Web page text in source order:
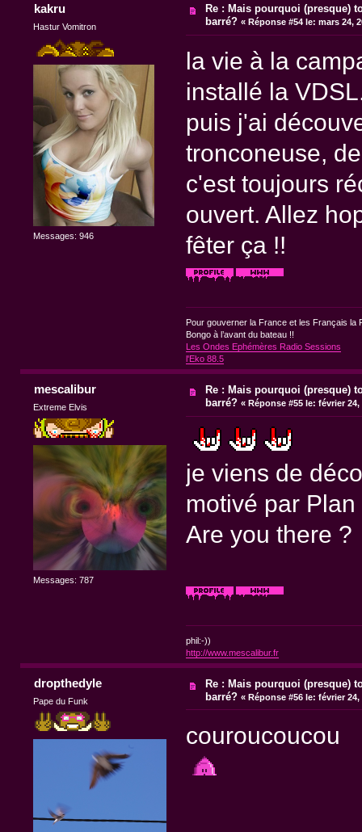
kakru
Hastur Vomitron
Messages: 946
Re : Mais pourquoi (presque)
barré? « Réponse #54 le: mars 24,
la vie à la
installé la
puis j'ai
tronconeuse,
c'est toujours
ouvert. Allez
fêter ça !!
Pour gouverner la France et les Français la
Bongo à l’avant du bateau !!
Les Ondes Ephémères Radio Sessions
l'Eko 88.5
mescalibur
Extreme Elvis
Messages: 787
Re : Mais pourquoi (presque)
barré? «Réponse #55 le: février 24,
je viens de
motivé par Plan
Are you there ?
phil:-))
http://www.mescalibur.fr
dropthedyle
Pape du Funk
Re : Mais pourquoi (presque)
barré? «Réponse #56 le: février 24,
couroucoucou